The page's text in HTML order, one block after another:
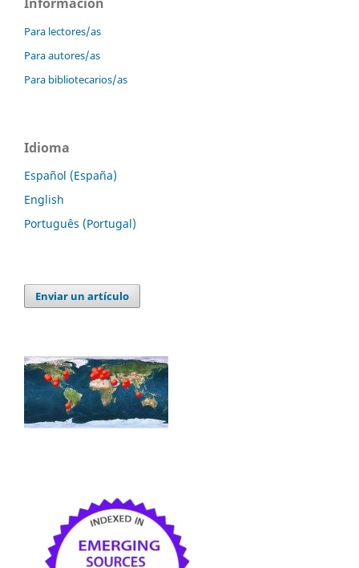
Para lectores/as
Para autores/as
Para bibliotecarios/as
Idioma
Español (España)
English
Português (Portugal)
Enviar un artículo